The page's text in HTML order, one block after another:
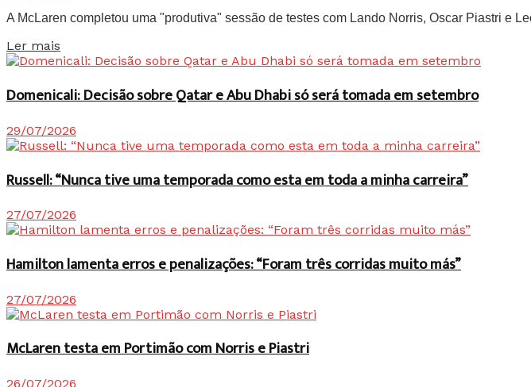
A McLaren completou uma "produtiva" sessão de testes com Lando Norris, Oscar Piastri e
Ler mais
Domenicali: Decisão sobre Qatar e Abu Dhabi só será tomada em setembro
29/07/2026
Russell: “Nunca tive uma temporada como esta em toda a minha carreira”
27/07/2026
Hamilton lamenta erros e penalizações: “Foram três corridas muito más”
27/07/2026
McLaren testa em Portimão com Norris e Piastri
26/07/2026